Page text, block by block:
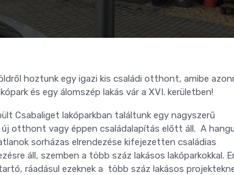
hoztunk egy igazi kis családi otthont, amibe
és egy álomszép lakás vár a XVI. kerületben!
Csabaliget lakóparkban találtunk egy nagyszerű
otthont vagy éppen családalapítás előtt áll. A
sorházas elrendezése kifejezetten családias
áll, szemben a több száz lakásos lakóparkokkal.
ráadásul ezeknek a több száz lakásos